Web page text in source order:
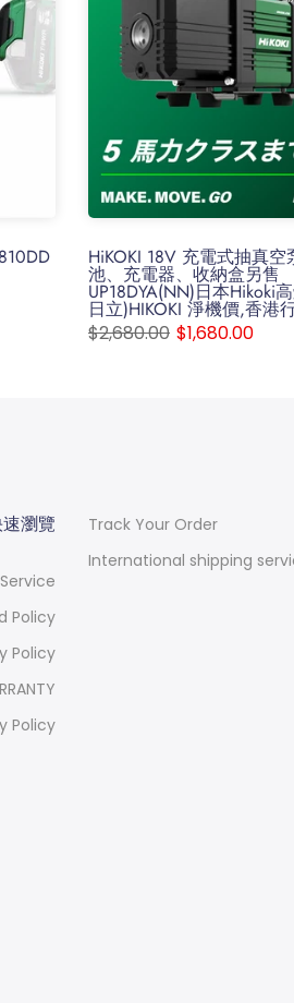
HiKOKI 18V 充電式抽真
池、充電器、收納盒另售
UP18DYA(NN)日本Hikoki
日立)HIKOKI 淨機價,香港
$2,680.00 $1,680.00
瀏覽
Policy
Policy
Policy
Track Your Order
International shipping